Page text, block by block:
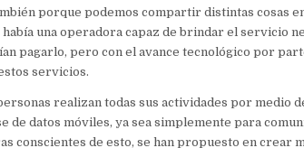
porque podemos compartir distintas cosas
había una operadora capaz de brindar el
pagarlo, pero con el avance tecnológico por
servicios.
realizan todas sus actividades por medio
de datos móviles, ya sea simplemente para
conscientes de esto, se han propuesto en